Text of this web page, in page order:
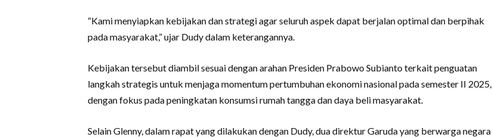
“Kami menyiapkan kebijakan dan strategi agar seluruh aspek dapat berjalan optimal dan berpihak
pada masyarakat,” ujar Dudy dalam keterangannya.
Kebijakan tersebut diambil sesuai dengan arahan Presiden Prabowo Subianto terkait penguatan
langkah strategis untuk menjaga momentum pertumbuhan ekonomi nasional pada semester II 2025,
dengan fokus pada peningkatan konsumsi rumah tangga dan daya beli masyarakat.
Selain Glenny, dalam rapat yang dilakukan dengan Dudy, dua direktur Garuda yang berwarga negara